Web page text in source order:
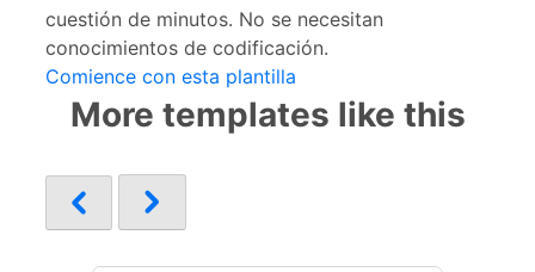
cuestión de minutos. No se necesitan
conocimientos de codificación.
Comience con esta plantilla
More templates like this